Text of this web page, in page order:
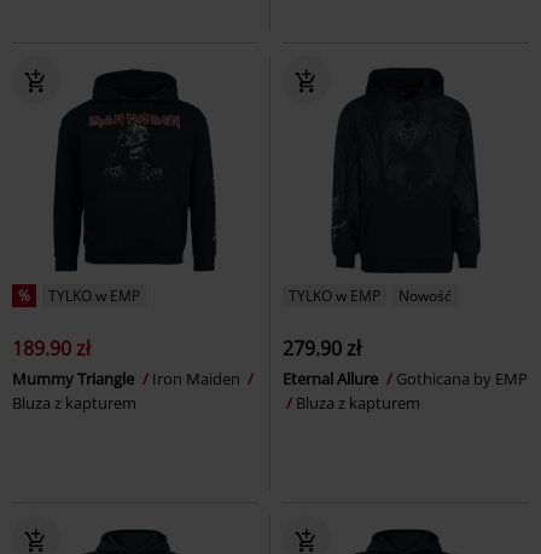
% TYLKO w EMP
189.90 zł
Mummy Triangle
Iron Maiden
Bluza z kapturem
TYLKO w EMP Nowość
279.90 zł
Eternal Allure
Gothicana by EMP
Bluza z kapturem